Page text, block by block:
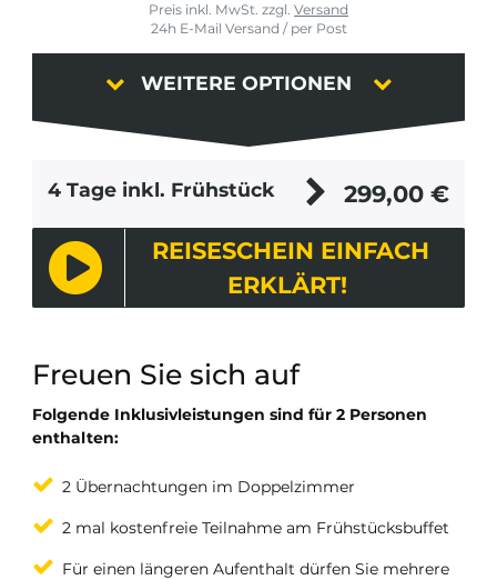
Freuen Sie sich auf
Folgende Inklusivleistungen sind für 2 Personen
enthalten:
2 Übernachtungen im Doppelzimmer
2 mal kostenfreie Teilnahme am Frühstücksbuffet
Für einen längeren Aufenthalt dürfen Sie mehrere
Preis inkl. MwSt. zzgl. Versand
24h E-Mail Versand / per Post
WEITERE OPTIONEN
4 Tage inkl. Frühstück 299,00 €
REISESCHEIN EINFACH
ERKLÄRT!